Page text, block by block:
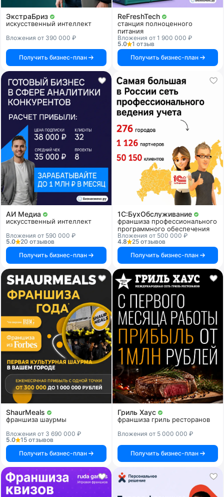
ЭкстраБриз
искусственный интеллект
Вложения от 390 000 ₽
Получить бизнес-план
ReFreshTech
станция полноценного
питания
Вложения от 1 900 000 ₽
5.0
1 отзыв
Получить бизнес-план
АИ Медиа
искусственный интеллект
Вложения от 590 000 ₽
5.0
20 отзывов
Получить бизнес-план
1C:БухОбслуживание
франшиза профессионального
программного обеспечения
Вложения от 500 000 ₽
4.8
25 отзывов
Получить бизнес-план
ShaurMeals
франшиза шаурмы
Вложения от 3 690 000 ₽
5.0
15 отзывов
Получить бизнес-план
Гриль Хаус
франшиза гриль ресторанов
Вложения от 5 000 000 ₽
Получить бизнес-план